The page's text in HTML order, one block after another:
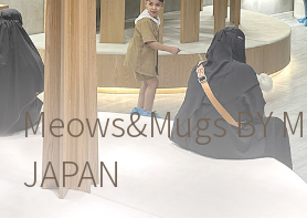
Meows&Mugs BY
JAPAN